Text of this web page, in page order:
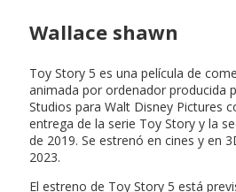
Wallace shawn
Toy Story 5 es una película de
animada por ordenador producida
Studios para Walt Disney Pictures
entrega de la serie Toy Story y la
de 2019. Se estrenó en cines y en
2023.
El estreno de Toy Story 5 está